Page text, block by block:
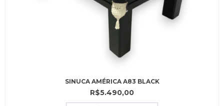
SINUCA AMÉRICA A83 BLACK
R$5.490,00